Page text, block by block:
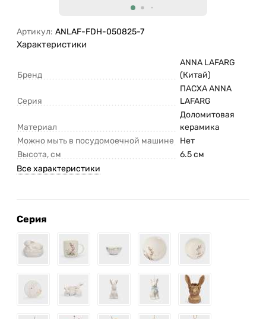
Артикул: ANLAF-FDH-050825-7
Характеристики
Бренд
ANNA LAFARG
(Китай)
Серия
ПАСХА ANNA
LAFARG
Материал
Доломитовая
керамика
Можно мыть в посудомоечной машине
Нет
Высота, см
6.5 см
Все характеристики
Серия